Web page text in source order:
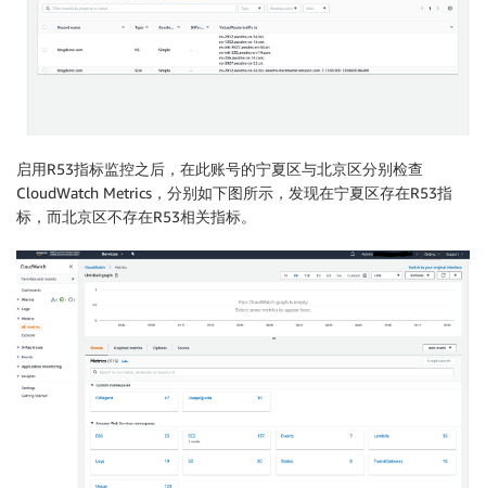
启用R53指标监控之后，在此账号的宁夏区与北京区分别检查
CloudWatch Metrics，分别如下图所示，发现在宁夏区存在R53指
标，而北京区不存在R53相关指标。